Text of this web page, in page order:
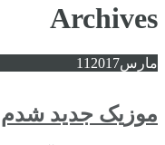
Archives
مارس 11 2017
موزیک جدید شدم